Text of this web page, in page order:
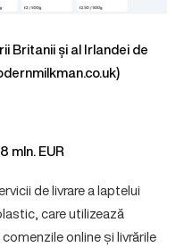
Britanii și al Irlandei de
)
mln. EUR
de livrare a laptelui
care utilizează
online și livrările